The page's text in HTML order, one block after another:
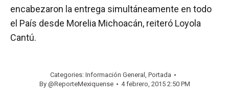
encabezaron la entrega simultáneamente en todo
el País desde Morelia Michoacán, reiteró Loyola
Cantú.
Categories: Información General , Portada
By @ReporteMexiquense 4 febrero, 2015 2:50 PM